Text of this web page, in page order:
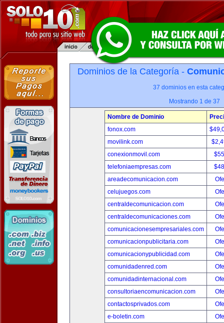
Dominios de la Categoría -
37 dominios en esta
Mostrando 1 de 37
Nombre de Dominio
fonox.com
movilink.com
conexionmovil.com
telefoniaempresas.com
areadecomunicacion.com
celujuegos.com
centraldecomunicacion.com
centraldecomunicaciones.com
comunicacionesempresariales.com
comunicacionpublicitaria.com
comunicacionypublicidad.com
comunidadenred.com
comunidadinternacional.com
consultoriaencomunicacion.com
contactosprivados.com
e-boletin.com